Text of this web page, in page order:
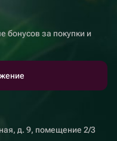
бонусов за покупки и
д. 9, помещение 2/3